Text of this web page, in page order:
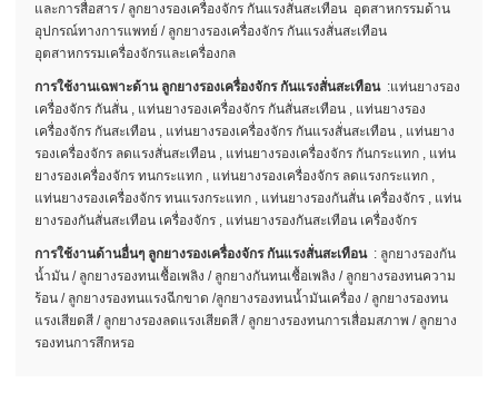
และการสื่อสาร / ลูกยางรองเครื่องจักร กันแรงสั่นสะเทือน อุตสาหกรรมด้าน
อุปกรณ์ทางการแพทย์ / ลูกยางรองเครื่องจักร กันแรงสั่นสะเทือน
อุตสาหกรรมเครื่องจักรและเครื่องกล
การใช้งานเฉพาะด้าน ลูกยางรองเครื่องจักร กันแรงสั่นสะเทือน :แท่นยางรอง
เครื่องจักร กันสั่น , แท่นยางรองเครื่องจักร กันสั่นสะเทือน , แท่นยางรอง
เครื่องจักร กันสะเทือน , แท่นยางรองเครื่องจักร กันแรงสั่นสะเทือน , แท่นยาง
รองเครื่องจักร ลดแรงสั่นสะเทือน , แท่นยางรองเครื่องจักร กันกระแทก , แท่น
ยางรองเครื่องจักร ทนกระแทก , แท่นยางรองเครื่องจักร ลดแรงกระแทก ,
แท่นยางรองเครื่องจักร ทนแรงกระแทก , แท่นยางรองกันสั่น เครื่องจักร , แท่น
ยางรองกันสั่นสะเทือน เครื่องจักร , แท่นยางรองกันสะเทือน เครื่องจักร
การใช้งานด้านอื่นๆ ลูกยางรองเครื่องจักร กันแรงสั่นสะเทือน : ลูกยางรองกัน
น้ำมัน / ลูกยางรองทนเชื้อเพลิง / ลูกยางกันทนเชื้อเพลิง / ลูกยางรองทนความ
ร้อน / ลูกยางรองทนแรงฉีกขาด /ลูกยางรองทนน้ำมันเครื่อง / ลูกยางรองทน
แรงเสียดสี / ลูกยางรองลดแรงเสียดสี / ลูกยางรองทนการเสื่อมสภาพ / ลูกยาง
รองทนการสึกหรอ